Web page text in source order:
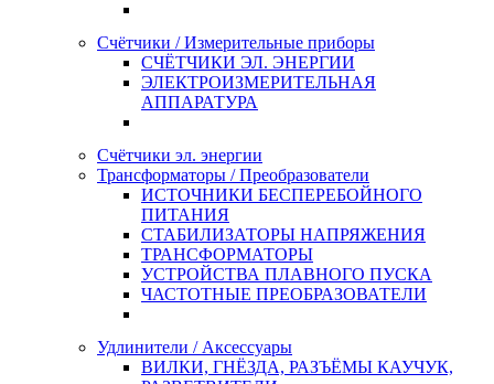
Счётчики / Измерительные приборы
СЧЁТЧИКИ ЭЛ. ЭНЕРГИИ
ЭЛЕКТРОИЗМЕРИТЕЛЬНАЯ
АППАРАТУРА
Счётчики эл. энергии
Трансформаторы / Преобразователи
ИСТОЧНИКИ БЕСПЕРЕБОЙНОГО
ПИТАНИЯ
СТАБИЛИЗАТОРЫ НАПРЯЖЕНИЯ
ТРАНСФОРМАТОРЫ
УСТРОЙСТВА ПЛАВНОГО ПУСКА
ЧАСТОТНЫЕ ПРЕОБРАЗОВАТЕЛИ
Удлинители / Аксессуары
ВИЛКИ, ГНЁЗДА, РАЗЪЁМЫ КАУЧУК,